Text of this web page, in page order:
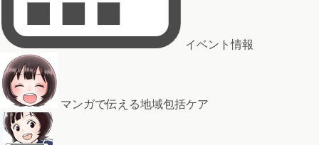
イベント情報
マンガで伝える地域包括ケア